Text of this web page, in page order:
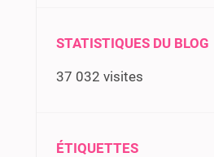
STATISTIQUES DU BLOG
37 032 visites
ÉTIQUETTES